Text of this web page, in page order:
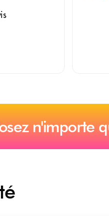
n'importe